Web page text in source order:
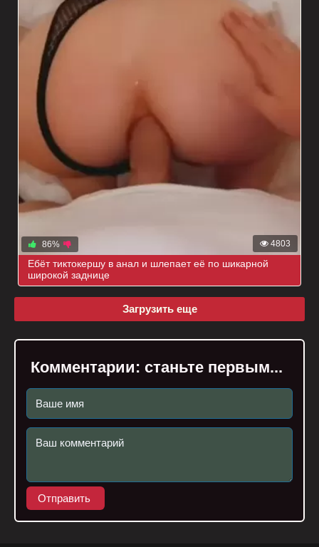
4803
86%
Ебёт тиктокершу в анал и шлепает её по шикарной
широкой заднице
Загрузить еще
Комментарии: станьте первым...
Отправить